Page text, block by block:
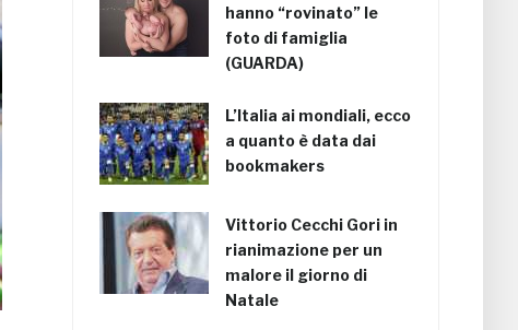
hanno “rovinato” le
foto di famiglia
(GUARDA)
L’Italia ai mondiali, ecco
a quanto è data dai
bookmakers
Vittorio Cecchi Gori in
rianimazione per un
malore il giorno di
Natale